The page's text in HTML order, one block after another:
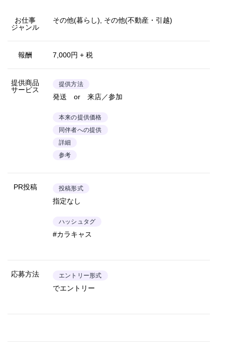
お仕事
ジャンル
その他(暮らし), その他(不動産・引越)
報酬 7,000円 + 税
提供商品
サービス
提供方法
発送 or 来店／参加
本来の提供価格
同伴者への提供
詳細
参考
PR投稿 投稿形式
指定なし
ハッシュタグ
#カラキャス
応募方法 エントリー形式
でエントリー